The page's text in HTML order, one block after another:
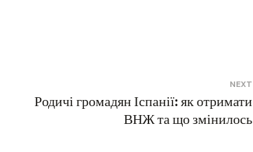
NEXT
Родичі громадян Іспанії: як отримати
ВНЖ та що змінилось